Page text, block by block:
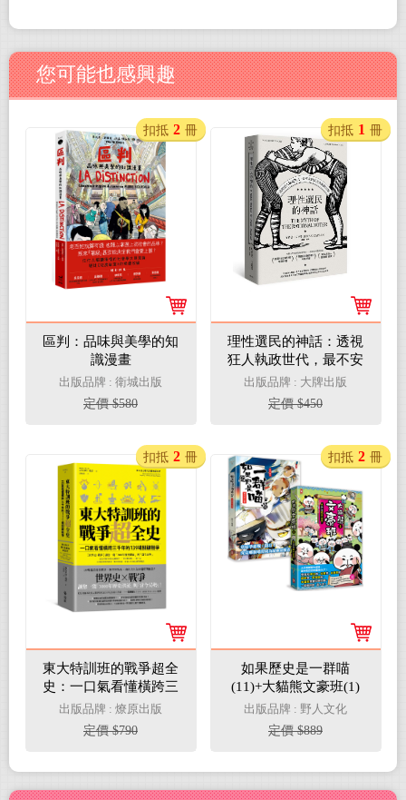
您可能也感興趣
區判：品味與美學的知
識漫畫
出版品牌 : 衛城出版
定價 $580
扣抵 2 冊
理性選民的神話：透視
狂人執政世代，最不安
的民主真相與幻象（全
新校訂版）
出版品牌 : 大牌出版
定價 $450
扣抵 1 冊
東大特訓班的戰爭超全
史：一口氣看懂橫跨三
千年的139場關鍵戰爭
出版品牌 : 燎原出版
定價 $790
扣抵 2 冊
如果歷史是一群喵
(11)+大貓熊文豪班(1)
【二冊套書】
出版品牌 : 野人文化
定價 $889
扣抵 2 冊